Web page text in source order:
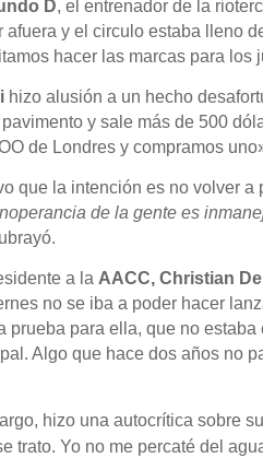
D, el entrenador de la
afuera y el circulo estaba lleno
hacer las marcas para
hizo alusión a un hecho
y sale más de 500
de Londres y compramos
que la intención es no volver
de la gente es
a la AACC,Christian
no se iba a poder hacer
prueba para ella, que no
Algo que hace dos años no
hizo una autocrítica sobre
trato. Yo no me percaté del